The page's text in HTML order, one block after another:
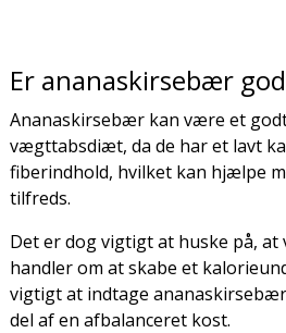
Er ananaskirsebær
Ananaskirsebær kan være et
vægttabsdiæt, da de har et lavt
fiberindhold, hvilket kan hjælpe
tilfreds.
Det er dog vigtigt at huske på,
handler om at skabe et
vigtigt at indtage
del af en afbalanceret kost.